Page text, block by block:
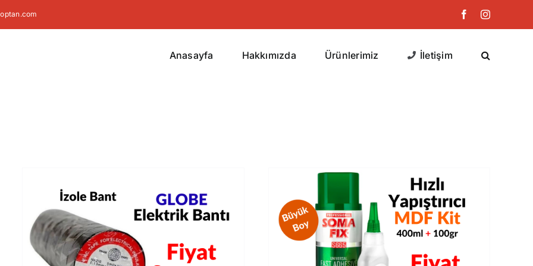
FacebookInstagram
Anasayfa Hakkımızda Ürünlerimiz İletişim